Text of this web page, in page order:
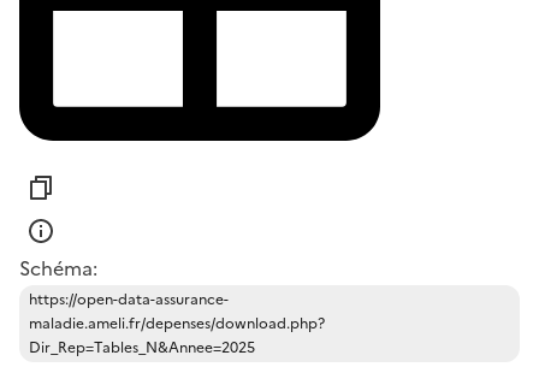
Schéma:
https://open-data-assurance-
maladie.ameli.fr/depenses/download.php?
Dir_Rep=Tables_N&Annee=2025